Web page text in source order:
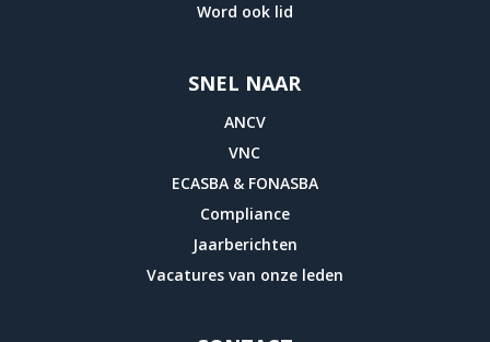
Word ook lid
SNEL NAAR
ANCV
VNC
ECASBA & FONASBA
Compliance
Jaarberichten
Vacatures van onze leden